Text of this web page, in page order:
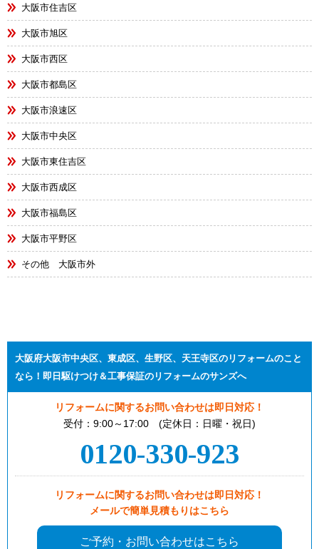
大阪市住吉区
大阪市旭区
大阪市西区
大阪市都島区
大阪市浪速区
大阪市中央区
大阪市東住吉区
大阪市西成区
大阪市福島区
大阪市平野区
その他 大阪市外
大阪府大阪市中央区、東成区、生野区、天王寺区のリフォームのこと
なら！即日駆けつけ＆工事保証のリフォームのサンズへ
リフォームに関するお問い合わせは即日対応！
受付：9:00～17:00 (定休日：日曜・祝日)
0120-330-923
リフォームに関するお問い合わせは即日対応！
メールで簡単見積もりはこちら
ご予約・お問い合わせはこちら